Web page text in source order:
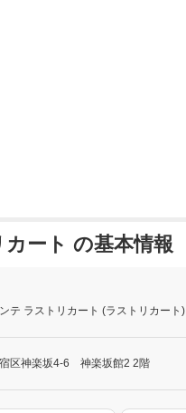
ート の基本情報
テ ラストリカート (ラストリカート)
区神楽坂4-6 神楽坂館2 2階